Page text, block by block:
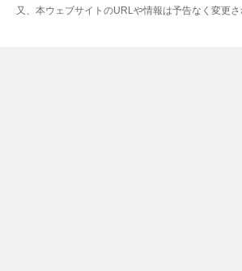
又、本ウェブサイトのURLや情報は予告なく変更さ